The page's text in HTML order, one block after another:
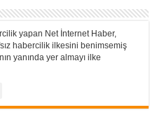
yapan Net İnternet Haber,
habercilik ilkesini benimsemiş
yanında yer almayı ilke